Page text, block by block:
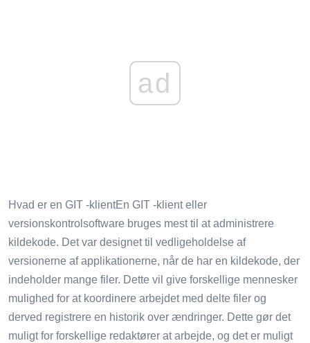
ad
Hvad er en GIT -klientEn GIT -klient eller
versionskontrolsoftware bruges mest til at administrere
kildekode. Det var designet til vedligeholdelse af
versionerne af applikationerne, når de har en kildekode, der
indeholder mange filer. Dette vil give forskellige mennesker
mulighed for at koordinere arbejdet med delte filer og
derved registrere en historik over ændringer. Dette gør det
muligt for forskellige redaktører at arbejde, og det er muligt